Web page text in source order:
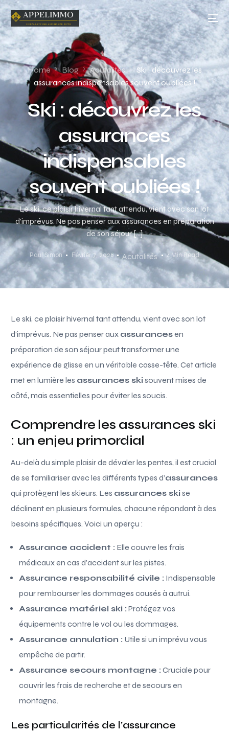
Home Blog Acutalités
Ski : découvrez les
assurances indispensables souvent oubliées !
Ski : découvrez les
assurances
indispensables
souvent oubliées !
Le ski, ce plaisir hivernal tant attendu, vient avec son lot
d’imprévus. Ne pas penser aux assurances en préparation
de son séjour […]
Paul Simon Février 7, 2026 Acutalités 4 Min Read
Le ski, ce plaisir hivernal tant attendu, vient avec son lot
d’imprévus. Ne pas penser aux assurancesen
préparation de son séjour peut transformer une
expérience de glisse en un véritable casse-tête. Cet article
met en lumière les assurances ski souvent mises de
côté, mais essentielles pour éviter les soucis.
Comprendre les assurances ski
: un enjeu primordial
Au-delà du simple plaisir de dévaler les pentes, il est crucial
de se familiariser avec les différents types d’assurances
qui protègent les skieurs. Les assurances ski se
déclinent en plusieurs formules, chacune répondant à des
besoins spécifiques. Voici un aperçu :
Assurance accident : Elle couvre les frais
médicaux en cas d’accident sur les pistes.
Assurance responsabilité civile : Indispensable
pour rembourser les dommages causés à autrui.
Assurance matériel ski : Protégez vos
équipements contre le vol ou les dommages.
Assurance annulation : Utile si un imprévu vous
empêche de partir.
Assurance secours montagne : Cruciale pour
couvrir les frais de recherche et de secours en
montagne.
Les particularités de l’assurance